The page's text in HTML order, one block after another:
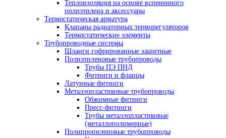
Теплоизоляция на основе вспененного
полиэтилена и аксессуары
Термостатическая арматура
Клапаны радиаторных терморегуляторов
Термостатические элементы
Трубопроводные системы
Шланги гофрированные защитные
Полиэтиленовые трубопроводы
Трубы ПЭ ПНД
Фитинги и фланцы
Латунные фитинги
Металлопластиковые трубопроводы
Обжимные фитинги
Пресс-фитинги
Трубы металлопластиковые
(металлополимерные)
Полипропиленовые трубопроводы